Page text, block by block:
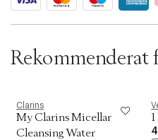
Rekommenderat
Clarins
My Clarins Micellar
Cleansing Water